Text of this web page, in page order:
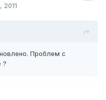
2011
Проблем с
?